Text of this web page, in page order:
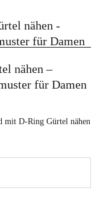
nähen –
für Damen
mit D-Ring Gürtel nähen